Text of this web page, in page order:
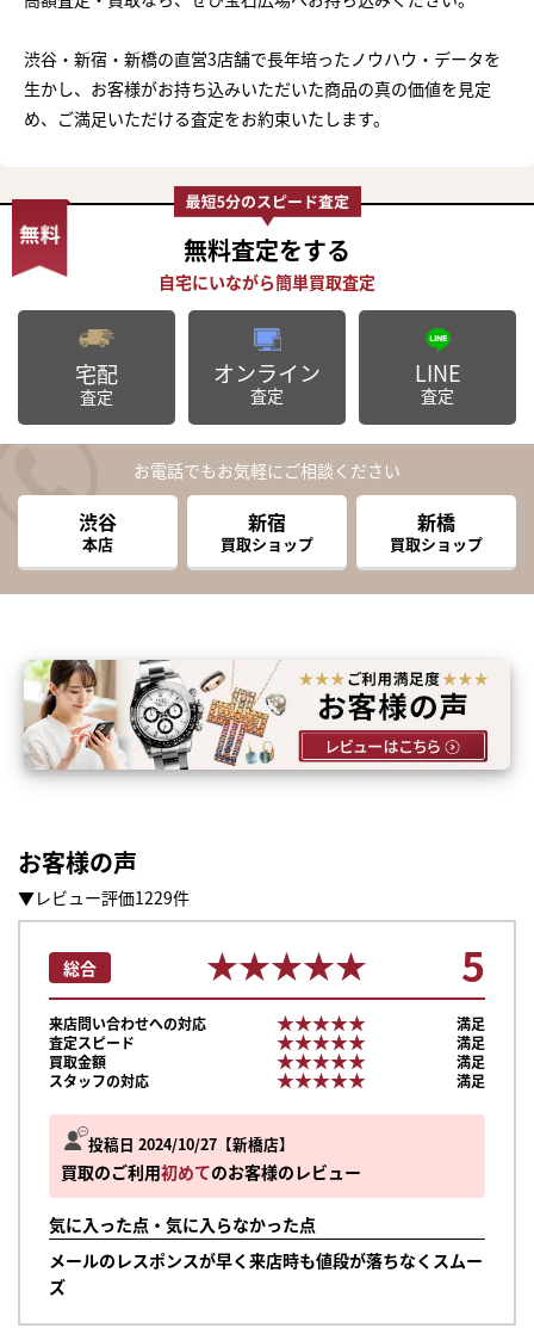
渋谷・新宿・新橋の直営3店舗で長年培ったノウハウ・データを
生かし、お客様がお持ち込みいただいた商品の真の価値を見定
め、ご満足いただける査定をお約束いたします。
無料査定をする
宅配
査定
オンライン
査定
LINE
査定
お電話でもお気軽にご相談ください
渋谷
本店
新宿
買取ショップ
新橋
買取ショップ
お客様の声
▼レビュー評価1229件
投稿日 2024/10/27 新橋店
買取のご利用初めてのお客様のレビュー
気に入った点・気に入らなかった点
メールのレスポンスが早く来店時も値段が落ちなくスムー
ズ
総合 ★★★★★
★★★★★ 5
来店問い合わせへの対応 ★★★★★
★★★★★
満足
査定スピード
★★★★★
★★★★★
満足
買取金額
★★★★★
★★★★★
満足
スタッフの対応
★★★★★
★★★★★ 満足
まずは